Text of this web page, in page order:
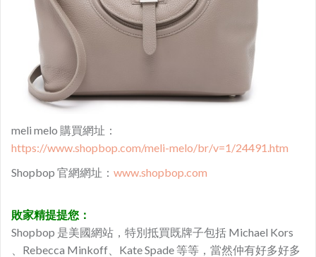
meli melo 購買網址：
https://www.shopbop.com/meli-melo/br/v=1/24491.htm
Shopbop 官網網址： www.shopbop.com
敗家精提提您：
Shopbop 是美國網站，特別抵買既牌子包括 Michael Kors
、Rebecca Minkoff、Kate Spade 等等，當然仲有好多好多